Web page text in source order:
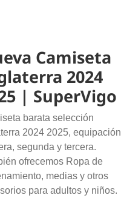
Camiseta
2024
| SuperVigo
barata selección
2024 2025, equipación
segunda y tercera.
ofrecemos Ropa de
medias y otros
para adultos y niños.